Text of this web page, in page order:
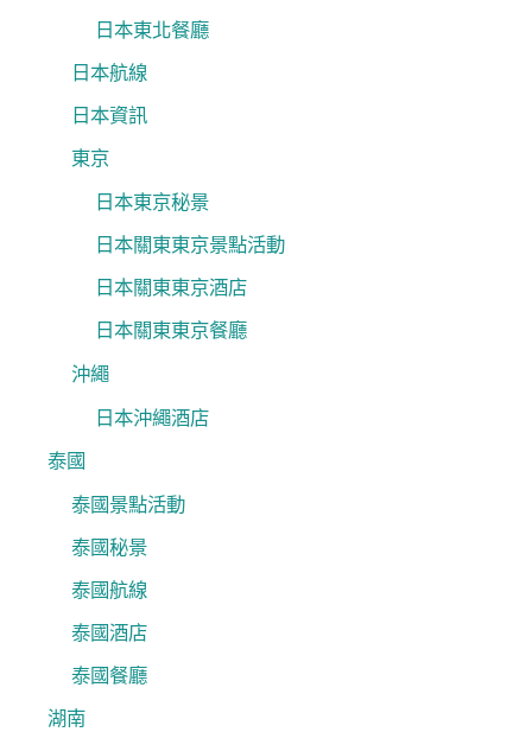
日本東北餐廳
日本航線
日本資訊
東京
日本東京秘景
日本關東東京景點活動
日本關東東京酒店
日本關東東京餐廳
沖繩
日本沖繩酒店
泰國
泰國景點活動
泰國秘景
泰國航線
泰國酒店
泰國餐廳
湖南